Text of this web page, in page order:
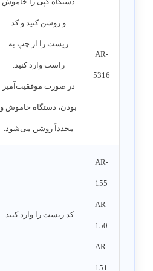
AR-
5316
و روشن کنید و کد
ریست را از چپ به
راست وارد کنید.
در صورت موفقیت‌آمیز
بودن، دستگاه خاموش و
مجدداً روشن می‌شود.
AR-
155
AR-
150
AR-
151
کد ریست را وارد کنید.